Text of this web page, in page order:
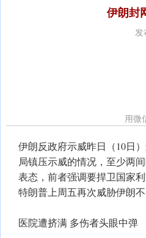
伊朗封
发
用微
伊朗反政府示威昨日（10日
局镇压示威的情况，至少两
表态，前者强调要捍卫国家
特朗普上周五再次威胁伊朗不
医院遭挤满 多伤者头眼中弹